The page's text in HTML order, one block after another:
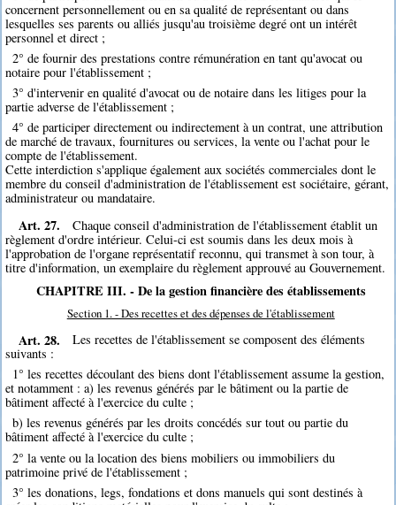
concernent personnellement ou en sa qualité de représentant ou dans
lesquelles ses parents ou alliés jusqu'au troisième degré ont un intérêt
personnel et direct ;
2° de fournir des prestations contre rémunération en tant qu'avocat ou
notaire pour l'établissement ;
3° d'intervenir en qualité d'avocat ou de notaire dans les litiges pour la
partie adverse de l'établissement ;
4° de participer directement ou indirectement à un contrat, une attribution
de marché de travaux, fournitures ou services, la vente ou l'achat pour le
compte de l'établissement.
Cette interdiction s'applique également aux sociétés commerciales dont le
membre du conseil d'administration de l'établissement est sociétaire, gérant,
administrateur ou mandataire.
Art. 27.
Chaque conseil d'administration de l'établissement établit un
règlement d'ordre intérieur. Celui-ci est soumis dans les deux mois à
l'approbation de l'organe représentatif reconnu, qui transmet à son tour, à
titre d'information, un exemplaire du règlement approuvé au Gouvernement.
CHAPITRE III. - De la gestion financière des établissements
Section 1. - Des recettes et des dépenses de l'établissement
Art. 28.
Les recettes de l'établissement se composent des éléments
suivants :
1° les recettes découlant des biens dont l'établissement assume la gestion,
et notamment : a) les revenus générés par le bâtiment ou la partie de
bâtiment affecté à l'exercice du culte ;
b) les revenus générés par les droits concédés sur tout ou partie du
bâtiment affecté à l'exercice du culte ;
2° la vente ou la location des biens mobiliers ou immobiliers du
patrimoine privé de l'établissement ;
3° les donations, legs, fondations et dons manuels qui sont destinés à